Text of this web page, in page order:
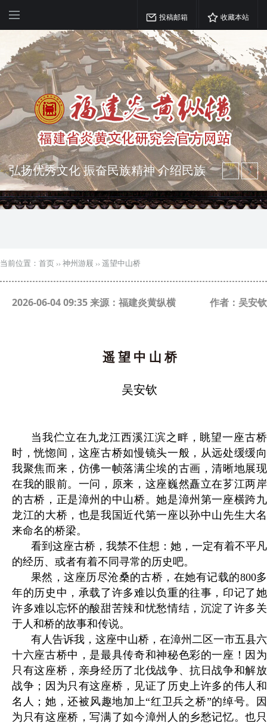
投稿邮箱 收藏本站
弘扬优秀文化 振奋民族精神 介绍民族
瑰宝 宣传中华精英
突出海西特色 报道台港澳侨 坚持古为
当前位置： 首页 ›› 神州游屐 ›› 遥望中山桥
2026-06-04 09:35 来源：福建炎黄纵横 作者：吴安钦
遥 望 中 山 桥
吴安钦
当我伫立在九龙江西溪江滨之畔，眺望一座古桥
时，恍惚间，这座古桥如慢镜头一般，从远处缓缓向
我聚焦而来，仿佛一帧落满尘埃的古画，清晰地展现
在我的眼前。一问，原来，这座巍然矗立在芗江两岸
的古桥，正是漳州的中山桥。她是漳州第一座横跨九
龙江的大桥，也是我国近代第一座以孙中山先生大名
来命名的桥梁。
看到这座古桥，我禁不住想：她，一定有着不平凡
的经历、或者有着不同寻常的历史吧。
果然，这座历尽沧桑的古桥，在她有记载的800多
年的历史中，承载了许多难以负重的往事，印记了她
许多难以忘怀的酸甜苦辣和忧愁情结，沉淀了许多关
于人和桥的故事和传说。
有人告诉我，这座中山桥，在漳州二区一市五县六
十六座古桥中，是最具传奇和神秘色彩的一座！因为
只有这座桥，亲身经历了北伐战争、抗日战争和解放
战争；因为只有这座桥，见证了历史上许多的伟人和
名人；她，还被风趣地加上“红卫兵之桥”的绰号。因
为只有这座桥，写满了如今漳州人的乡愁记忆。也只